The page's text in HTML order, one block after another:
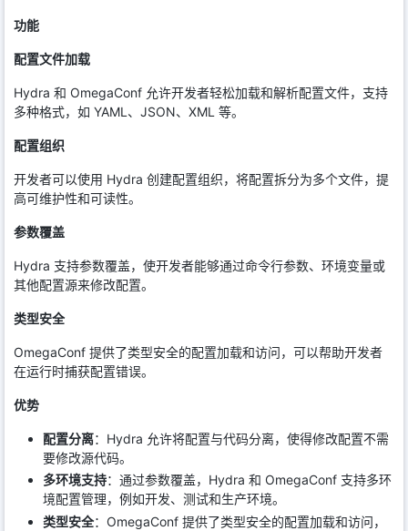
功能
配置文件加载
Hydra 和 OmegaConf 允许开发者轻松加载和解析配置文件，支持
多种格式，如 YAML、JSON、XML 等。
配置组织
开发者可以使用 Hydra 创建配置组织，将配置拆分为多个文件，提
高可维护性和可读性。
参数覆盖
Hydra 支持参数覆盖，使开发者能够通过命令行参数、环境变量或
其他配置源来修改配置。
类型安全
OmegaConf 提供了类型安全的配置加载和访问，可以帮助开发者
在运行时捕获配置错误。
优势
配置分离：Hydra 允许将配置与代码分离，使得修改配置不需
要修改源代码。
多环境支持：通过参数覆盖，Hydra 和 OmegaConf 支持多环
境配置管理，例如开发、测试和生产环境。
类型安全：OmegaConf 提供了类型安全的配置加载和访问，